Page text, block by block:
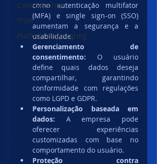
Code Security
ITSM
Platform Engineering
como autenticação multifator
(MFA) e single sign-on (SSO)
aumentam a segurança e a
usabilidade.
Gerenciamento de
consentimento: O usuário
define quais dados deseja
compartilhar, garantindo
conformidade com regulações
como LGPD e GDPR.
Personalização baseada em
dados: A empresa pode
oferecer experiências
customizadas com base no
comportamento do usuário.
Proteção contra